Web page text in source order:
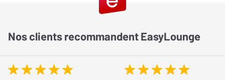
Nos clients recommandent EasyLounge